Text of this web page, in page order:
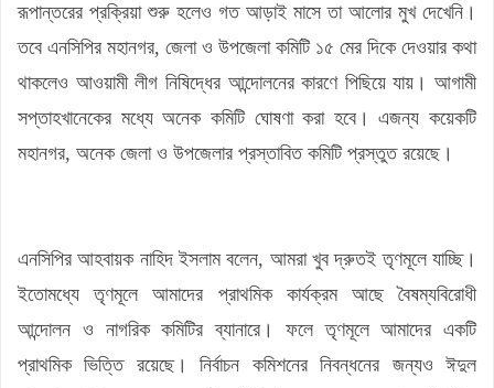
রূপান্তরের প্রক্রিয়া শুরু হলেও গত আড়াই মাসে তা আলোর মুখ দেখেনি।
তবে এনসিপির মহানগর, জেলা ও উপজেলা কমিটি ১৫ মের দিকে দেওয়ার কথা
থাকলেও আওয়ামী লীগ নিষিদ্ধের আন্দোলনের কারণে পিছিয়ে যায়। আগামী
সপ্তাহখানেকের মধ্যে অনেক কমিটি ঘোষণা করা হবে। এজন্য কয়েকটি
মহানগর, অনেক জেলা ও উপজেলার প্রস্তাবিত কমিটি প্রস্তুত রয়েছে।
এনসিপির আহবায়ক নাহিদ ইসলাম বলেন, আমরা খুব দ্রুতই তৃণমূলে যাচ্ছি।
ইতোমধ্যে তৃণমূলে আমাদের প্রাথমিক কার্যক্রম আছে বৈষম্যবিরোধী
আন্দোলন ও নাগরিক কমিটির ব্যানারে। ফলে তৃণমূলে আমাদের একটি
প্রাথমিক ভিত্তি রয়েছে। নির্বাচন কমিশনের নিবন্ধনের জন্যও ঈদুল